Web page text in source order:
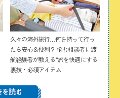
久々の海外旅行…何を持って行っ
たら安心＆便利？ 悩む相談者に渡
航経験者が教える“旅を快適にする
裏技・必須アイテム